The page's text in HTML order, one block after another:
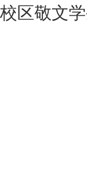
校区敬文